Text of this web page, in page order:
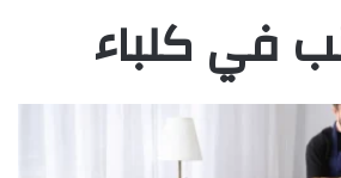
في كلباء